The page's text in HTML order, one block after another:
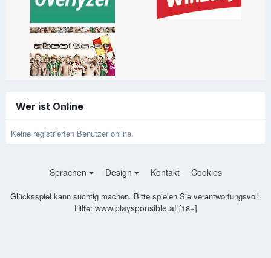
Wer ist Online
Keine registrierten Benutzer online.
Sprachen Design Kontakt Cookies
Glücksspiel kann süchtig machen. Bitte spielen Sie verantwortungsvoll.
Hilfe: www.playsponsible.at[18+]